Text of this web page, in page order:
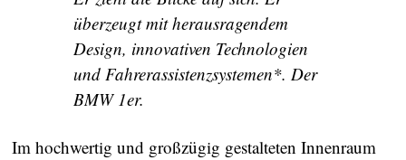
überzeugt mit herausragendem
Design, innovativen Technologien
und Fahrerassistenzsystemen*. Der
BMW 1er.
Im hochwertig und großzügig gestalteten Innenraum